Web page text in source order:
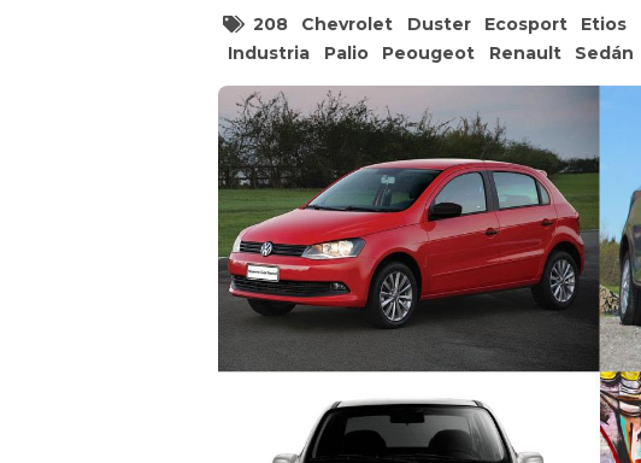
208 Chevrolet Duster Ecosport Etios
Industria
Palio Peougeot Renault Sedán